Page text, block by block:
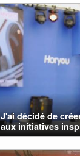
J'ai décidé de
aux initiatives